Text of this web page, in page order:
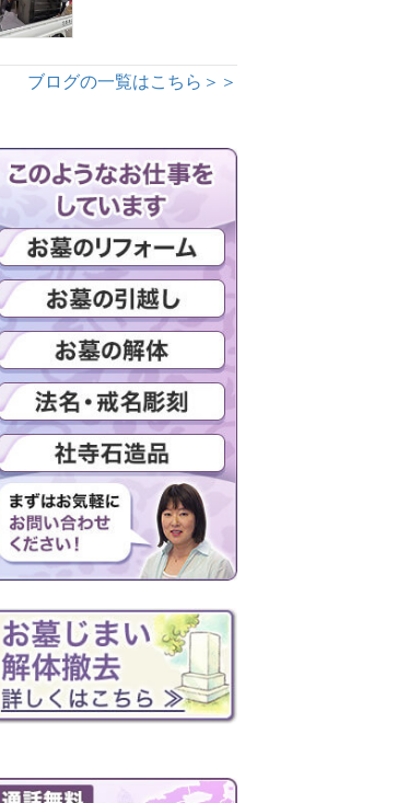
ブログの一覧はこちら＞＞